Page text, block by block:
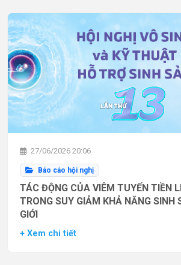
27/06/2026 20:06
Báo cáo hội nghị
TÁC ĐỘNG CỦA VIÊM TUYẾN TIỀN
TRONG SUY GIẢM KHẢ NĂNG SINH
GIỚI
+ Xem chi tiết